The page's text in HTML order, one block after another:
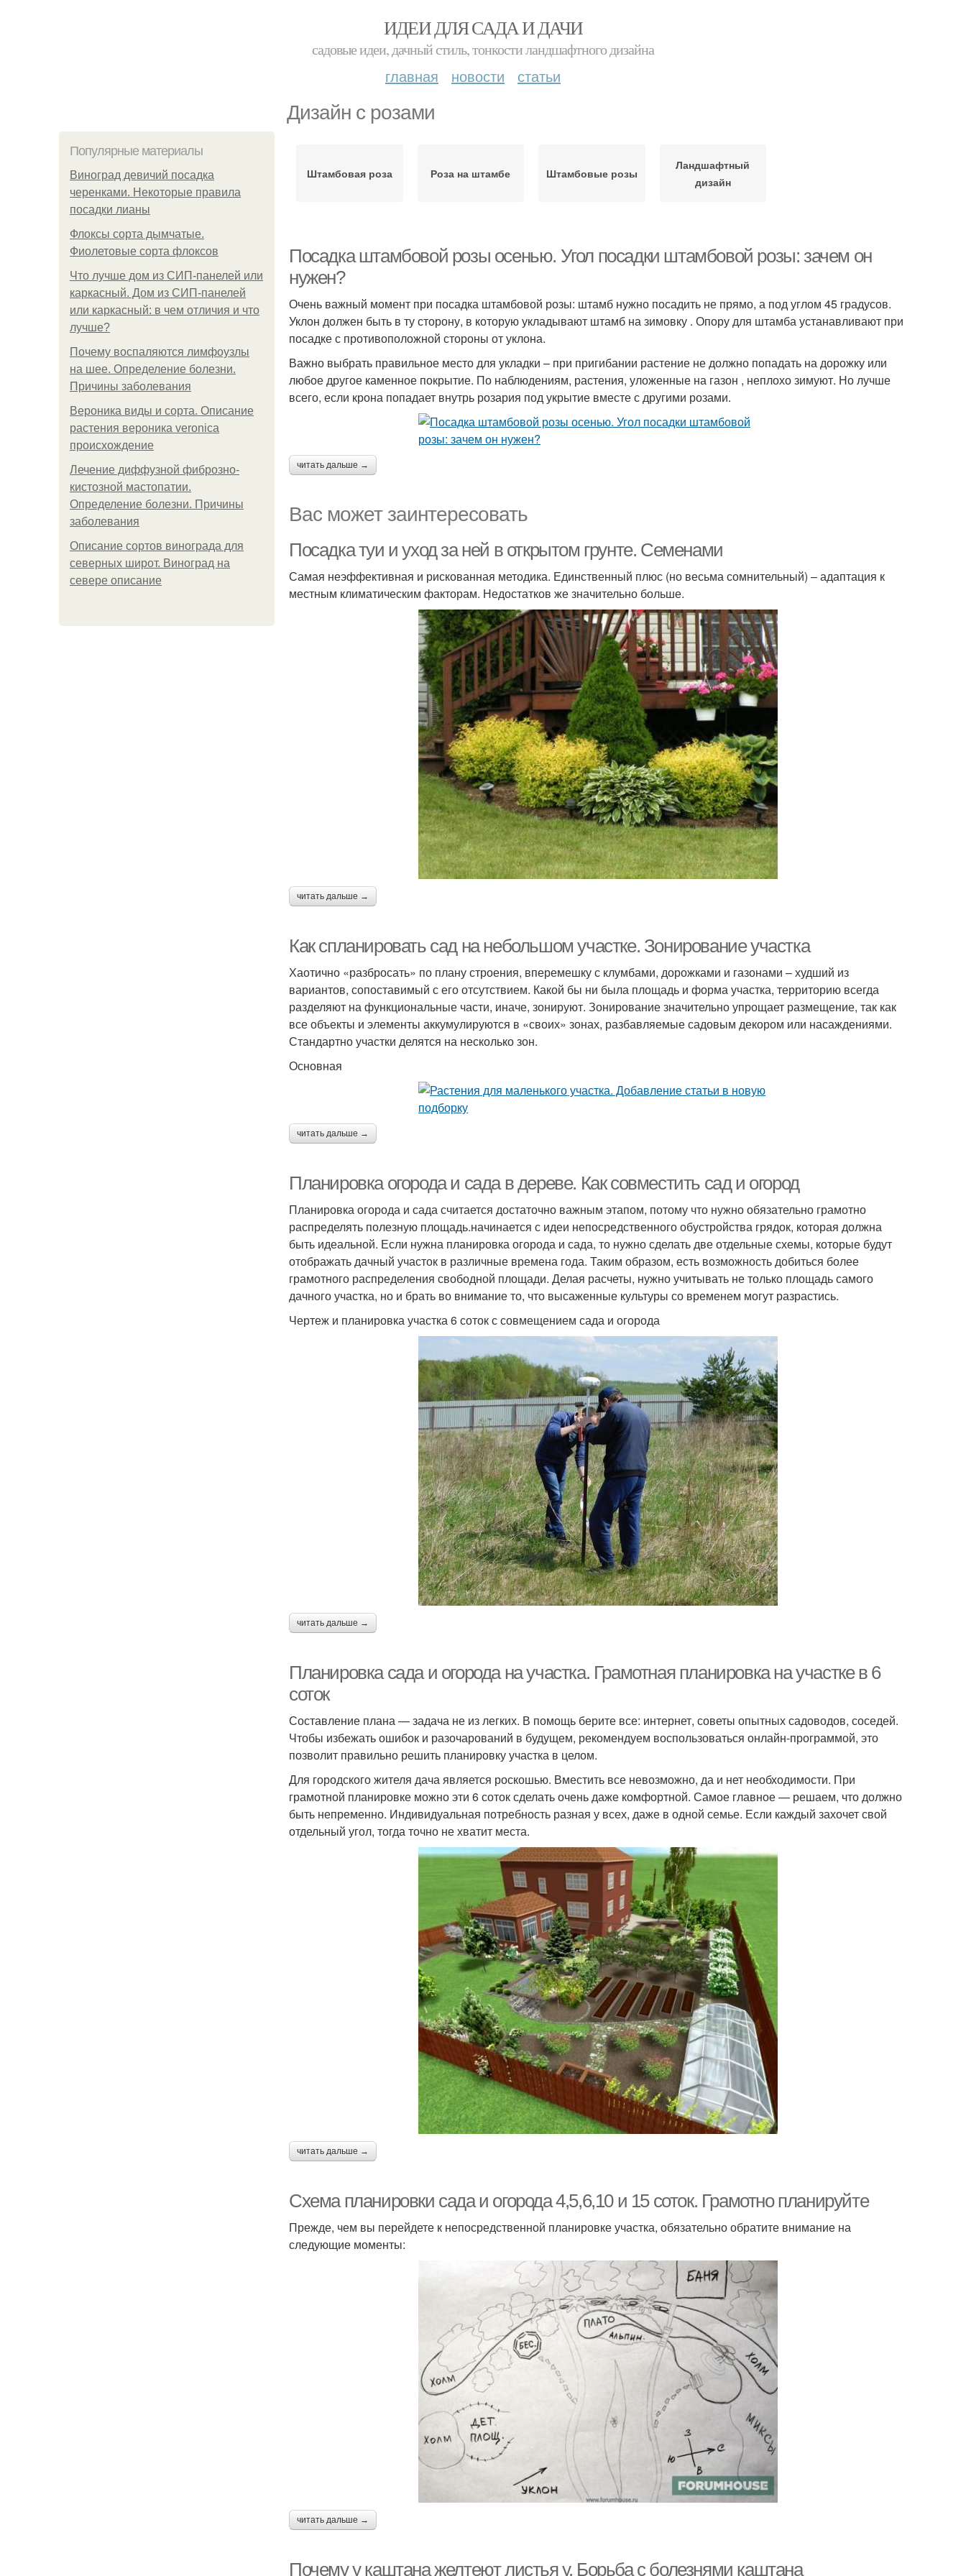
ИДЕИ ДЛЯ САДА И ДАЧИ
садовые идеи, дачный стиль, тонкости ландшафтного дизайна
главная новости статьи
Дизайн с розами
Популярные материалы
Виноград девичий посадка
черенками. Некоторые правила
посадки лианы
Флоксы сорта дымчатые.
Фиолетовые сорта флоксов
Что лучше дом из СИП-панелей или
каркасный. Дом из СИП-панелей
или каркасный: в чем отличия и что
лучше?
Почему воспаляются лимфоузлы
на шее. Определение болезни.
Причины заболевания
Вероника виды и сорта. Описание
растения вероника veronica
происхождение
Лечение диффузной фиброзно-
кистозной мастопатии.
Определение болезни. Причины
заболевания
Описание сортов винограда для
северных широт. Виноград на
севере описание
Штамбовая роза Роза на штамбе Штамбовые розы
Ландшафтный
дизайн
Посадка штамбовой розы осенью. Угол посадки штамбовой розы: зачем он
нужен?
Очень важный момент при посадка штамбовой розы: штамб нужно посадить не прямо, а под углом 45 градусов.
Уклон должен быть в ту сторону, в которую укладывают штамб на зимовку . Опору для штамба устанавливают при
посадке с противоположной стороны от уклона.
Важно выбрать правильное место для укладки – при пригибании растение не должно попадать на дорожку или
любое другое каменное покрытие. По наблюдениям, растения, уложенные на газон , неплохо зимуют. Но лучше
всего, если крона попадает внутрь розария под укрытие вместе с другими розами.
читать дальше →
Вас может заинтересовать
Посадка туи и уход за ней в открытом грунте. Семенами
Самая неэффективная и рискованная методика. Единственный плюс (но весьма сомнительный) – адаптация к
местным климатическим факторам. Недостатков же значительно больше.
читать дальше →
Как спланировать сад на небольшом участке. Зонирование участка
Хаотично «разбросать» по плану строения, вперемешку с клумбами, дорожками и газонами – худший из
вариантов, сопоставимый с его отсутствием. Какой бы ни была площадь и форма участка, территорию всегда
разделяют на функциональные части, иначе, зонируют. Зонирование значительно упрощает размещение, так как
все объекты и элементы аккумулируются в «своих» зонах, разбавляемые садовым декором или насаждениями.
Стандартно участки делятся на несколько зон.
Основная
читать дальше →
Планировка огорода и сада в дереве. Как совместить сад и огород
Планировка огорода и сада считается достаточно важным этапом, потому что нужно обязательно грамотно
распределять полезную площадь.начинается с идеи непосредственного обустройства грядок, которая должна
быть идеальной. Если нужна планировка огорода и сада, то нужно сделать две отдельные схемы, которые будут
отображать дачный участок в различные времена года. Таким образом, есть возможность добиться более
грамотного распределения свободной площади. Делая расчеты, нужно учитывать не только площадь самого
дачного участка, но и брать во внимание то, что высаженные культуры со временем могут разрастись.
Чертеж и планировка участка 6 соток с совмещением сада и огорода
читать дальше →
Планировка сада и огорода на участка. Грамотная планировка на участке в 6
соток
Составление плана — задача не из легких. В помощь берите все: интернет, советы опытных садоводов, соседей.
Чтобы избежать ошибок и разочарований в будущем, рекомендуем воспользоваться онлайн-программой, это
позволит правильно решить планировку участка в целом.
Для городского жителя дача является роскошью. Вместить все невозможно, да и нет необходимости. При
грамотной планировке можно эти 6 соток сделать очень даже комфортной. Самое главное — решаем, что должно
быть непременно. Индивидуальная потребность разная у всех, даже в одной семье. Если каждый захочет свой
отдельный угол, тогда точно не хватит места.
читать дальше →
Схема планировки сада и огорода 4,5,6,10 и 15 соток. Грамотно планируйте
Прежде, чем вы перейдете к непосредственной планировке участка, обязательно обратите внимание на
следующие моменты:
читать дальше →
Почему у каштана желтеют листья у. Борьба с болезнями каштана